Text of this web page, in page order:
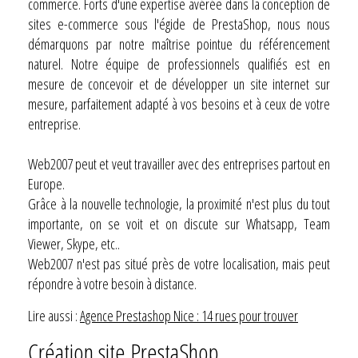
sites e-commerce sous l'égide de PrestaShop, nous nous
démarquons par notre maîtrise pointue du référencement
naturel. Notre équipe de professionnels qualifiés est en
mesure de concevoir et de développer un site internet sur
mesure, parfaitement adapté à vos besoins et à ceux de votre
entreprise.
Web2007 peut et veut travailler avec des entreprises partout en
Europe.
Grâce à la nouvelle technologie, la proximité n'est plus du tout
importante, on se voit et on discute sur Whatsapp, Team
Viewer, Skype, etc..
Web2007 n'est pas situé près de votre localisation, mais peut
répondre à votre besoin à distance.
Lire aussi :Agence Prestashop Nice : 14 rues pour trouver